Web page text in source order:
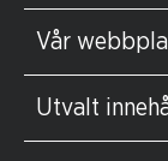
Vår
Utvalt